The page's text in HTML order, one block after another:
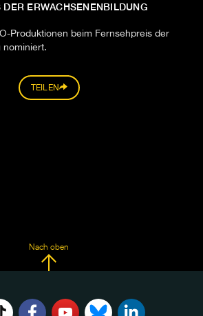
ERWACHSENENBILDUNG
Produktionen beim Fernsehpreis der
nominiert.
TEILEN
Nach oben